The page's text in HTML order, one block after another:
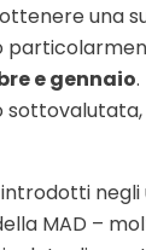
una
e gennaio.
MAD –